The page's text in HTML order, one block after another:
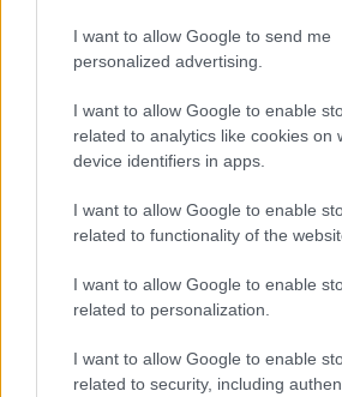
I want to allow Google to send me
personalized advertising.
I want to allow Google to enable
related to analytics like cookies on
device identifiers in apps.
I want to allow Google to enable
related to functionality of the
I want to allow Google to enable
related to personalization.
I want to allow Google to enable
related to security, including
FLUORÉK VISSZAHOZZÁK A
"HYPER